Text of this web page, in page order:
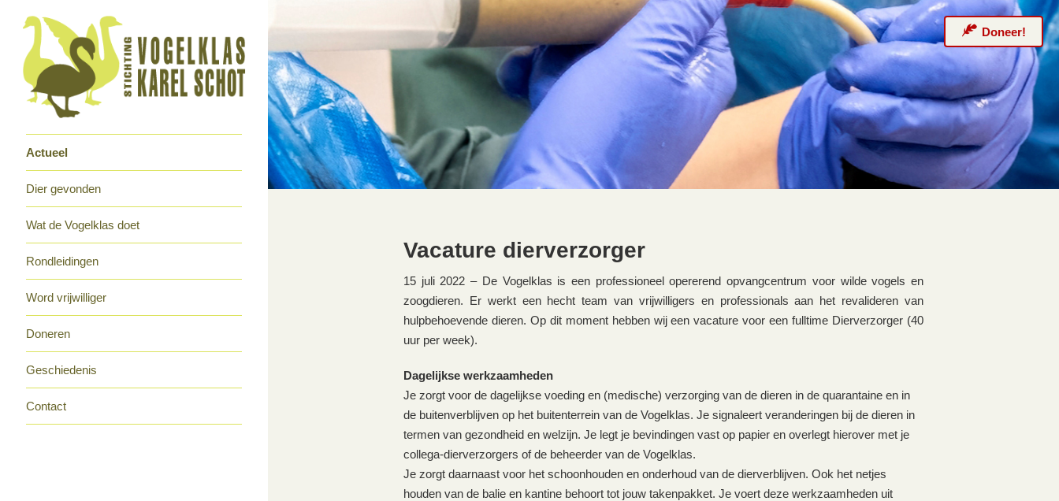
Actueel
Dier gevonden
Wat de Vogelklas doet
Rondleidingen
Word vrijwilliger
Doneren
Geschiedenis
Contact
Doneer!
Vacature dierverzorger
15 juli 2022 – De Vogelklas is een professioneel opererend opvangcentrum voor wilde vogels en
zoogdieren. Er werkt een hecht team van vrijwilligers en professionals aan het revalideren van
hulpbehoevende dieren. Op dit moment hebben wij een vacature voor een fulltime Dierverzorger (40
uur per week).
Dagelijkse werkzaamheden
Je zorgt voor de dagelijkse voeding en (medische) verzorging van de dieren in de quarantaine en in
de buitenverblijven op het buitenterrein van de Vogelklas. Je signaleert veranderingen bij de dieren in
termen van gezondheid en welzijn. Je legt je bevindingen vast op papier en overlegt hierover met je
collega-dierverzorgers of de beheerder van de Vogelklas.
Je zorgt daarnaast voor het schoonhouden en onderhoud van de dierverblijven. Ook het netjes
houden van de balie en kantine behoort tot jouw takenpakket. Je voert deze werkzaamheden uit